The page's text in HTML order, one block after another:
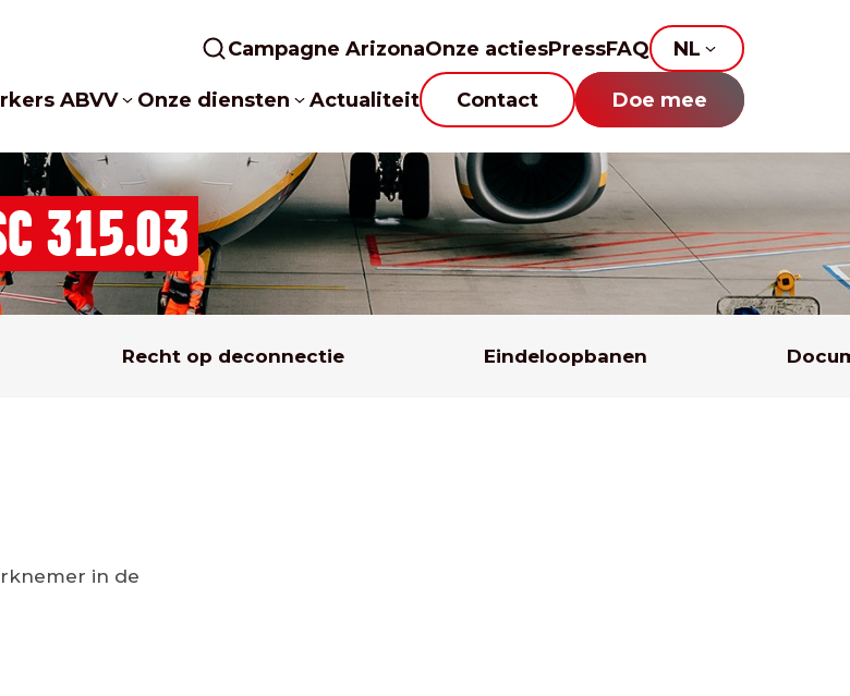
Campagne ArizonaOnze actiesPressFAQ NL
ABVV Onze diensten Actualiteit Contact Doe mee
315.03
Recht op deconnectie Eindeloopbanen
in de